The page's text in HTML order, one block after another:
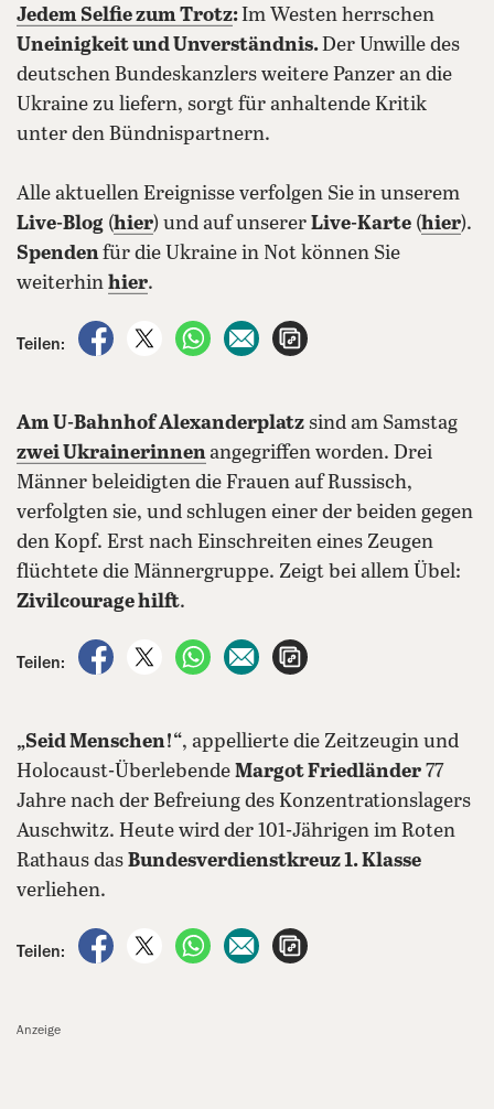
Jedem Selfie zum Trotz:Im Westen herrschen
Uneinigkeit und Unverständnis.Der Unwille des
deutschen Bundeskanzlers weitere Panzer an die
Ukraine zu liefern, sorgt für anhaltende Kritik
unter den Bündnispartnern.
Alle aktuellen Ereignisse verfolgen Sie in unserem
Live-Blog (hier) und auf unserer Live-Karte (hier).
Spendenfür die Ukraine in Not können Sie
weiterhin hier.
Teilen:
auf Facebook teilen
auf X teilenper WhatsApp teilen
per E-Mail teilen
Am U-Bahnhof Alexanderplatz sind am Samstag
zwei Ukrainerinnenangegriffen worden. Drei
Männer beleidigten die Frauen auf Russisch,
verfolgten sie, und schlugen einer der beiden gegen
den Kopf. Erst nach Einschreiten eines Zeugen
flüchtete die Männergruppe. Zeigt bei allem Übel:
Zivilcourage hilft.
Teilen:
auf Facebook teilen
auf X teilenper WhatsApp teilen
per E-Mail teilen
„Seid Menschen!“, appellierte die Zeitzeugin und
Holocaust-Überlebende Margot Friedländer 77
Jahre nach der Befreiung des Konzentrationslagers
Auschwitz. Heute wird der 101-Jährigen im Roten
Rathaus das Bundesverdienstkreuz 1. Klasse
verliehen.
Teilen:
auf Facebook teilen
auf X teilenper WhatsApp teilen
per E-Mail teilen
Anzeige